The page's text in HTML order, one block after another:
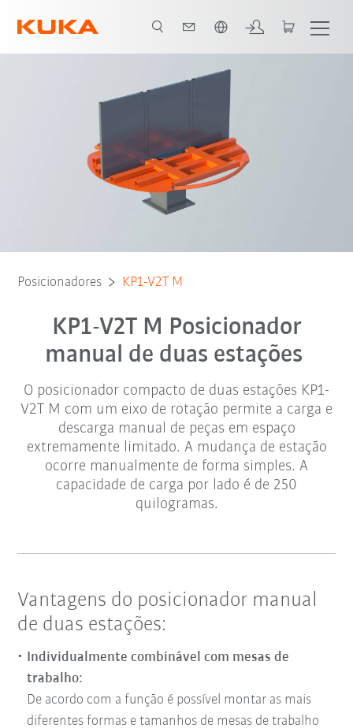
Video
Posicionadores KP1-V2T M
KP1-V2T M Posicionador
manual de duas estações
O posicionador compacto de duas estações KP1-
V2T M com um eixo de rotação permite a carga e
descarga manual de peças em espaço
extremamente limitado. A mudança de estação
ocorre manualmente de forma simples. A
capacidade de carga por lado é de 250
quilogramas.
Vantagens do posicionador manual
de duas estações:
Individualmente combinável com mesas de
trabalho:
De acordo com a função é possível montar as mais
diferentes formas e tamanhos de mesas de trabalho